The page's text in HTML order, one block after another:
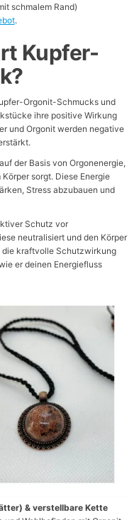
schmalem Rand)
.
Kupfer-
Orgonit-Schmucks und
ihre positive Wirkung
und Orgonit werden negative
der Basis von Orgonenergie,
sorgt. Diese Energie
Stress abzubauen und
Schutz vor
neutralisiert und den Körper
die kraftvolle Schutzwirkung
er deinen Energiefluss
& verstellbare Kette